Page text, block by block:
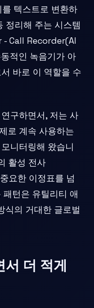
텍스트로 변환하
정리해 주는 시스템
- Call Recorder(AI
적인 녹음기가 아
바로 이 역할을 수
구하면서, 저는 사
로 계속 사용하는
니터링해 왔습니
활성 전사
요한 이정표를 넘
턴은 유틸리티 애
식의 거대한 글로벌
서 더 적게